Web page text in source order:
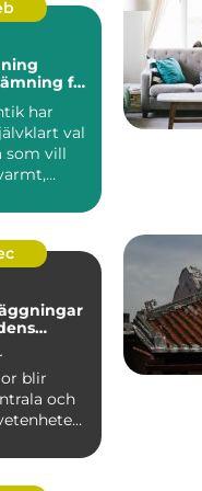
för
har
val
som vill
blir
och